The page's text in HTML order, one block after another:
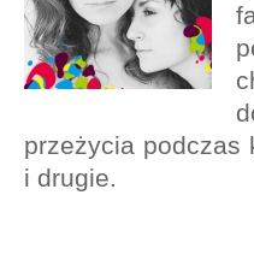
przeżycia podczas
i drugie.